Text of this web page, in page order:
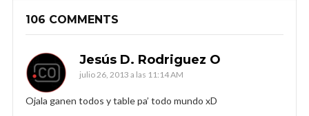
106 COMMENTS
Jesús D. Rodriguez O
julio 26, 2013 a las 11:14 AM
Ojala ganen todos y table pa’ todo mundo xD